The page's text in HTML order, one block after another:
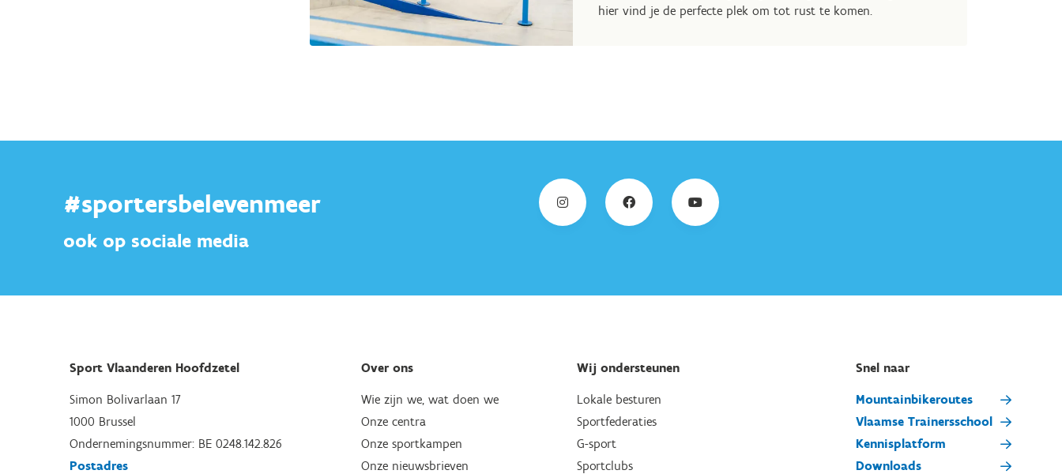
hier vind je de perfecte plek om tot rust te komen.
#sportersbelevenmeer
ook op sociale media
Sport Vlaanderen Hoofdzetel
Simon Bolivarlaan 17
1000 Brussel
Ondernemingsnummer: BE 0248.142.826
Postadres
Over ons
Wie zijn we, wat doen we
Onze centra
Onze sportkampen
Onze nieuwsbrieven
Wij ondersteunen
Lokale besturen
Sportfederaties
G-sport
Sportclubs
Snel naar
Mountainbikeroutes
Vlaamse Trainersschool
Kennisplatform
Downloads